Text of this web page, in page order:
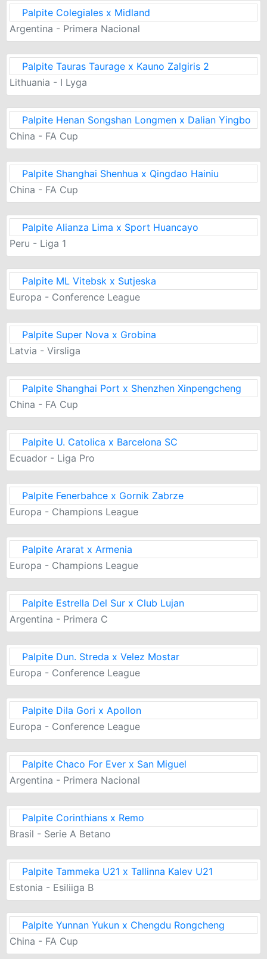
Palpite Colegiales x Midland
Argentina - Primera Nacional
Palpite Tauras Taurage x Kauno Zalgiris 2
Lithuania - I Lyga
Palpite Henan Songshan Longmen x Dalian Yingbo
China - FA Cup
Palpite Shanghai Shenhua x Qingdao Hainiu
China - FA Cup
Palpite Alianza Lima x Sport Huancayo
Peru - Liga 1
Palpite ML Vitebsk x Sutjeska
Europa - Conference League
Palpite Super Nova x Grobina
Latvia - Virsliga
Palpite Shanghai Port x Shenzhen Xinpengcheng
China - FA Cup
Palpite U. Catolica x Barcelona SC
Ecuador - Liga Pro
Palpite Fenerbahce x Gornik Zabrze
Europa - Champions League
Palpite Ararat x Armenia
Europa - Champions League
Palpite Estrella Del Sur x Club Lujan
Argentina - Primera C
Palpite Dun. Streda x Velez Mostar
Europa - Conference League
Palpite Dila Gori x Apollon
Europa - Conference League
Palpite Chaco For Ever x San Miguel
Argentina - Primera Nacional
Palpite Corinthians x Remo
Brasil - Serie A Betano
Palpite Tammeka U21 x Tallinna Kalev U21
Estonia - Esiliiga B
Palpite Yunnan Yukun x Chengdu Rongcheng
China - FA Cup